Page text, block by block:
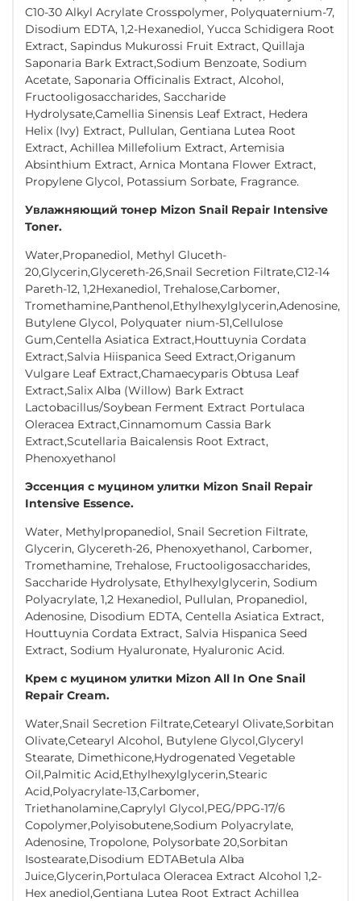
C10-30 Alkyl Acrylate Crosspolymer, Polyquaternium-7,
Disodium EDTA, 1,2-Нехаnediol, Yucca Schidigera Root
Extract, Sapindus Mukurossi Fruit Extract, Quillaja
Saponaria Bark Extract,Sodium Benzoate, Sodium
Acetate, Saponaria Officinalis Extract, Alcohol,
Fructooligosaccharides, Saccharide
Hydrolysate,Camellia Sinensis Leaf Extract, Hedera
Helix (Ivy) Extract, Pullulan, Gentiana Lutea Root
Extract, Achillea Millefolium Extract, Artemisia
Absinthium Extract, Arnica Montana Flower Extract,
Propylene Glycol, Potassium Sorbate, Fragrance.
Увлажняющий тонер Mizon Snail Repair Intensive
Toner.
Water,Propanediol, Methyl Gluceth-
20,Glycerin,Glycereth-26,Snail Secretion Filtrate,C12-14
Pareth-12, 1,2Hexanediol, Trehalose,Carbomer,
Tromethamine,Panthenol,Ethylhexylglycerin,Adenosine,
Butylene Glycol, Polyquater nium-51,Cellulose
Gum,Centella Asiatica Extract,Houttuynia Cordata
Extract,Salvia Hiispanica Seed Extract,Origanum
Vulgare Leaf Extract,Chamaecyparis Obtusa Leaf
Extract,Salix Alba (Willow) Bark Extract
Lactobacillus/Soybean Ferment Extract Portulaca
Oleracea Extract,Cinnamomum Cassia Bark
Extract,Scutellaria Baicalensis Root Extract,
Phenoxyethanol
Эссенция с муцином улитки Mizon Snail Repair
Intensive Essence.
Water, Methylpropanediol, Snail Secretion Filtrate,
Glycerin, Glycereth-26, Phenoxyethanol, Carbomer,
Tromethamine, Trehalose, Fructooligosaccharides,
Saccharide Hydrolysate, Ethylhexylglycerin, Sodium
Polyacrylate, 1,2 Hexanediol, Pullulan, Propanediol,
Adenosine, Disodium EDTA, Centella Asiatica Extract,
Houttuynia Cordata Extract, Salvia Hispanica Seed
Extract, Sodium Hyaluronate, Hyaluronic Acid.
Крем с муцином улитки Mizon All In One Snail
Repair Cream.
Water,Snail Secretion Filtrate,Cetearyl Olivate,Sorbitan
Olivate,Cetearyl Alcohol, Butylene Glycol,Glyceryl
Stearate, Dimethicone,Hydrogenated Vegetable
Oil,Palmitic Acid,Ethylhexylglycerin,Stearic
Acid,Polyacrylate-13,Carbomer,
Triethanolamine,Caprylyl Glycol,PEG/PPG-17/6
Copolymer,Polyisobutene,Sodium Polyacrylate,
Adenosine, Tropolone, Polysorbate 20,Sorbitan
Isostearate,Disodium EDTABetula Alba
Juice,Glycerin,Portulaca Oleracea Extract Alcohol 1,2-
Hex anediol,Gentiana Lutea Root Extract Achillea